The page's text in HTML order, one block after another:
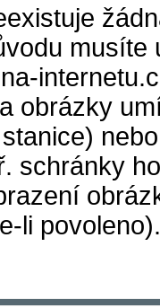
obrázky
schránky
li povoleno).